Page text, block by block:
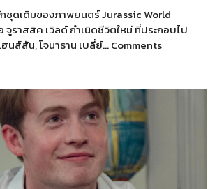
ชุดเดิมของภาพยนตร์ Jurassic World
จูราสสิค เวิลด์ กำเนิดชีวิตใหม่ ที่ประกอบไป
นส์สัน, โจนาธาน เบลี่ย์… Comments